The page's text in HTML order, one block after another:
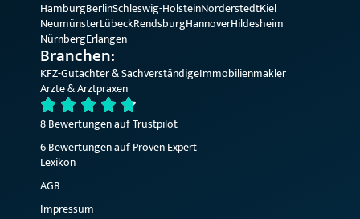
HamburgBerlinSchleswig-HolsteinNorderstedtKiel
NeumünsterLübeckRendsburgHannoverHildesheim
NürnbergErlangen
Branchen:
KFZ-Gutachter & SachverständigeImmobilienmakler
Ärzte & Arztpraxen
8 Bewertungen auf Trustpilot
6 Bewertungen auf Proven Expert
Lexikon
AGB
Impressum